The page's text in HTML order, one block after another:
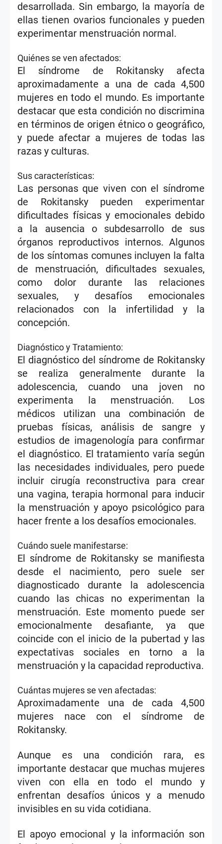
desarrollada. Sin embargo, la mayoría de
ellas tienen ovarios funcionales y pueden
experimentar menstruación normal.
Quiénes se ven afectados:
El síndrome de Rokitansky afecta
aproximadamente a una de cada 4,500
mujeres en todo el mundo. Es importante
destacar que esta condición no discrimina
en términos de origen étnico o geográfico,
y puede afectar a mujeres de todas las
razas y culturas.
Sus características:
Las personas que viven con el síndrome
de Rokitansky pueden experimentar
dificultades físicas y emocionales debido
a la ausencia o subdesarrollo de sus
órganos reproductivos internos. Algunos
de los síntomas comunes incluyen la falta
de menstruación, dificultades sexuales,
como dolor durante las relaciones
sexuales, y desafíos emocionales
relacionados con la infertilidad y la
concepción.
Diagnóstico y Tratamiento:
El diagnóstico del síndrome de Rokitansky
se realiza generalmente durante la
adolescencia, cuando una joven no
experimenta la menstruación. Los
médicos utilizan una combinación de
pruebas físicas, análisis de sangre y
estudios de imagenología para confirmar
el diagnóstico. El tratamiento varía según
las necesidades individuales, pero puede
incluir cirugía reconstructiva para crear
una vagina, terapia hormonal para inducir
la menstruación y apoyo psicológico para
hacer frente a los desafíos emocionales.
Cuándo suele manifestarse:
El síndrome de Rokitansky se manifiesta
desde el nacimiento, pero suele ser
diagnosticado durante la adolescencia
cuando las chicas no experimentan la
menstruación. Este momento puede ser
emocionalmente desafiante, ya que
coincide con el inicio de la pubertad y las
expectativas sociales en torno a la
menstruación y la capacidad reproductiva.
Cuántas mujeres se ven afectadas:
Aproximadamente una de cada 4,500
mujeres nace con el síndrome de
Rokitansky.
Aunque es una condición rara, es
importante destacar que muchas mujeres
viven con ella en todo el mundo y
enfrentan desafíos únicos y a menudo
invisibles en su vida cotidiana.
El apoyo emocional y la información son